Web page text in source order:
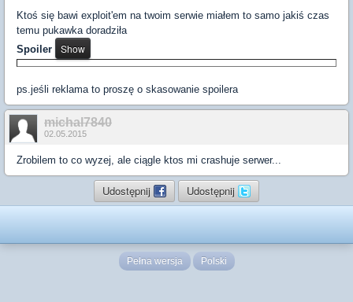
Ktoś się bawi exploit'em na twoim serwie miałem to samo jakiś czas
temu pukawka doradziła
Spoiler
ps.jeśli reklama to proszę o skasowanie spoilera
michal7840
02.05.2015
Zrobilem to co wyzej, ale ciągle ktos mi crashuje serwer...
Udostępnij Udostępnij
Pełna wersja Polski